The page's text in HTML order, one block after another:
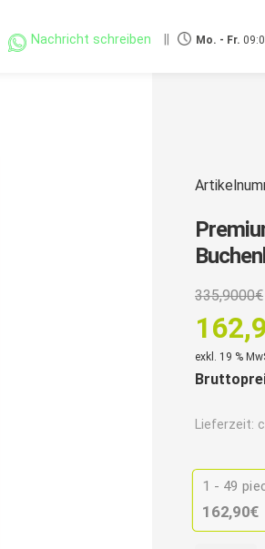
Nachricht schreiben Mo. - Fr.
335,9000€
exkl. 19 %
Lieferzeit:
1 - 49
162,90€